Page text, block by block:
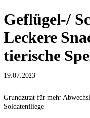
Geflügel-/
Leckere
tierische
19.07.2023
Grundzutat für mehr
Soldatenfliege